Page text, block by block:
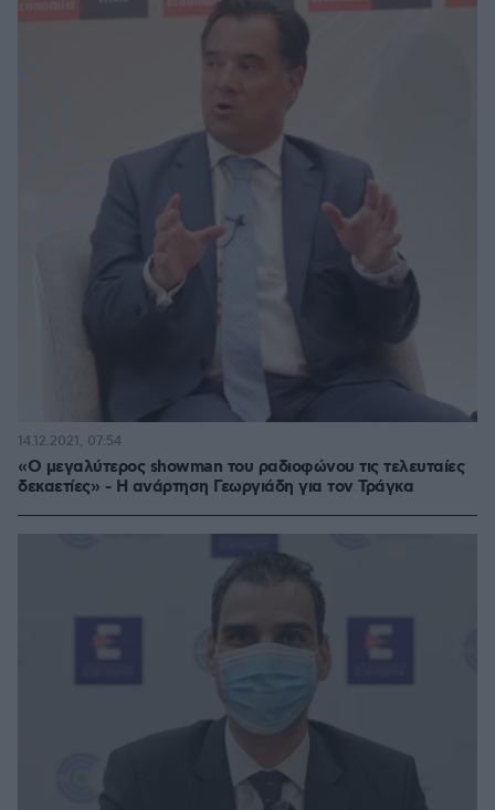
«Ο μεγαλύτερος showman του ραδιοφώνου τις τελευταίες
δεκαετίες» - Η ανάρτηση Γεωργιάδη για τον Τράγκα
14.12.2021, 07:54